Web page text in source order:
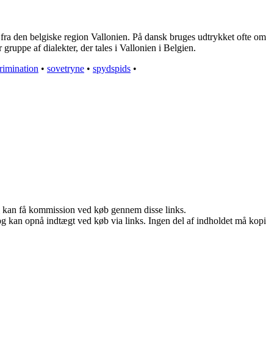
den belgiske region Vallonien. På dansk bruges udtrykket ofte
af dialekter, der tales i Vallonien i Belgien.
• sovetryne • spydspids •
få kommission ved køb gennem disse links.
kan opnå indtægt ved køb via links. Ingen del af indholdet må